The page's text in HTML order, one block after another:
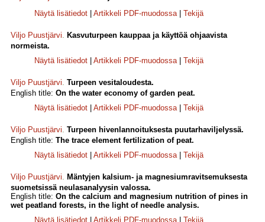
Näytä lisätiedot
Artikkeli PDF-muodossa| Tekijä
Viljo Puustjärvi. Kasvuturpeen kauppaa ja käyttöä ohjaavista
normeista.
Näytä lisätiedot
Artikkeli PDF-muodossa| Tekijä
Viljo Puustjärvi. Turpeen vesitaloudesta.
English title: On the water economy of garden peat.
Näytä lisätiedot
Artikkeli PDF-muodossa| Tekijä
Viljo Puustjärvi. Turpeen hivenlannoituksesta puutarhaviljelyssä.
English title: The trace element fertilization of peat.
Näytä lisätiedot
Artikkeli PDF-muodossa| Tekijä
Viljo Puustjärvi. Mäntyjen kalsium- ja magnesiumravitsemuksesta
suometsissä neulasanalyysin valossa.
English title: On the calcium and magnesium nutrition of pines in
wet peatland forests, in the light of needle analysis.
Näytä lisätiedot
Artikkeli PDF-muodossa Tekijä